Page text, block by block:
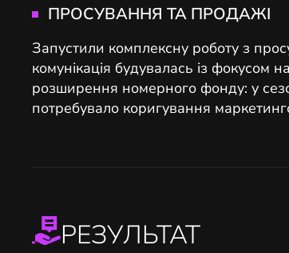
ПРОСУВАННЯ ТА ПРОДАЖІ
Запустили комплексну роботу з
комунікація будувалась із
розширення номерного фонду: у
потребувало коригування
РЕЗУЛЬТАТ